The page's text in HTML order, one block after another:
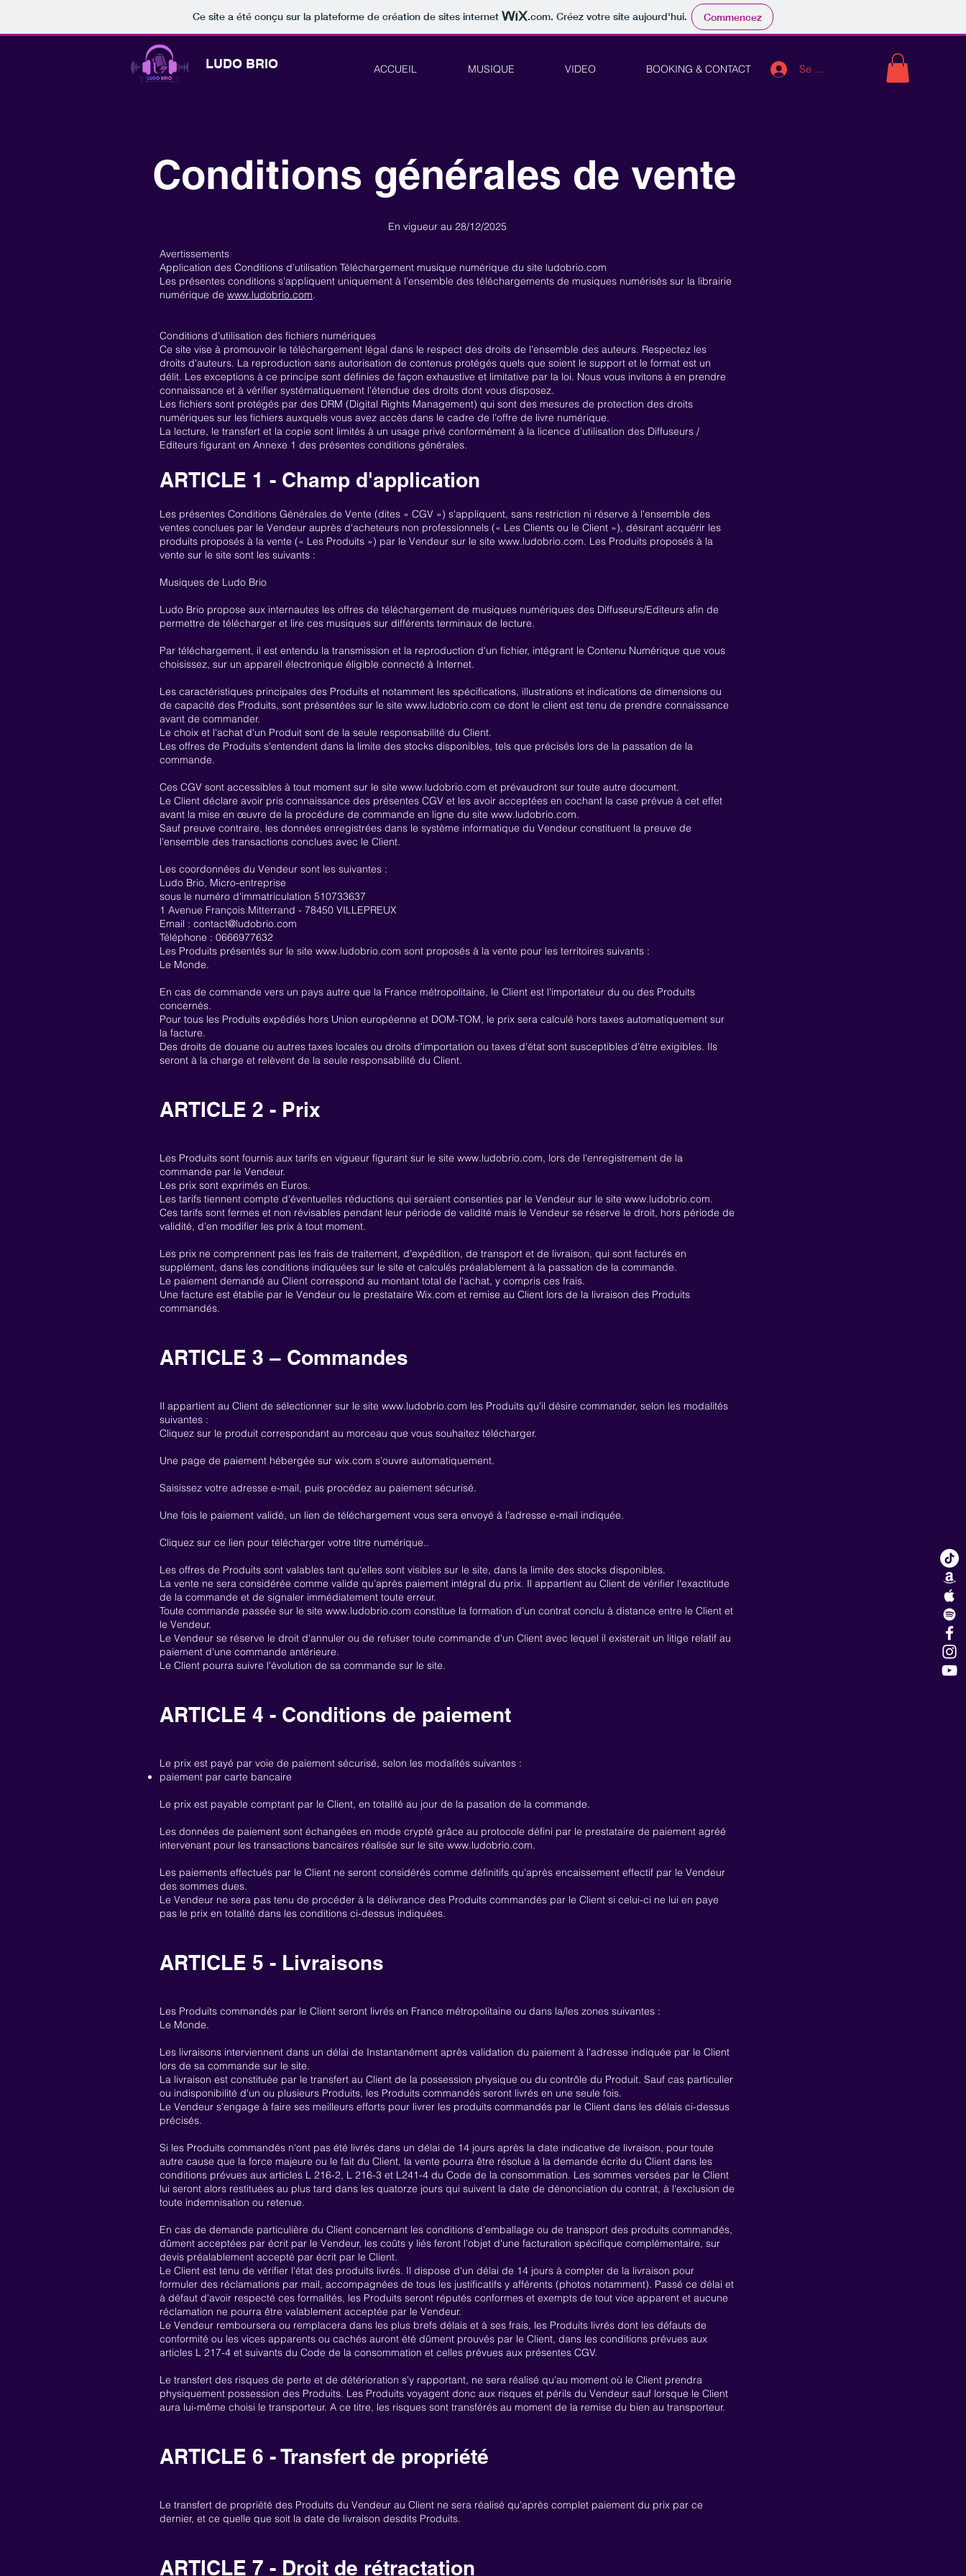
Ce site a été conçu sur la plateforme de création de sites internet .com. Créez votre site aujourd'hui. Commencez
LUDO BRIO ACCUEIL MUSIQUE VIDEO BOOKING & CONTACT Se connecter
Conditions générales de vente
En vigueur au 28/12/2025
Avertissements
Application des Conditions d’utilisation Téléchargement musique numérique du site ludobrio.com
Les présentes conditions s’appliquent uniquement à l’ensemble des téléchargements de musiques numérisés sur la librairie
numérique de www.ludobrio.com.
Conditions d'utilisation des fichiers numériques
Ce site vise à promouvoir le téléchargement légal dans le respect des droits de l’ensemble des auteurs. Respectez les
droits d'auteurs. La reproduction sans autorisation de contenus protégés quels que soient le support et le format est un
délit. Les exceptions à ce principe sont définies de façon exhaustive et limitative par la loi. Nous vous invitons à en prendre
connaissance et à vérifier systématiquement l’étendue des droits dont vous disposez.
Les fichiers sont protégés par des DRM (Digital Rights Management) qui sont des mesures de protection des droits
numériques sur les fichiers auxquels vous avez accès dans le cadre de l’offre de livre numérique.
La lecture, le transfert et la copie sont limités à un usage privé conformément à la licence d’utilisation des Diffuseurs /
Editeurs figurant en Annexe 1 des présentes conditions générales.
ARTICLE 1 - Champ d'application
Les présentes Conditions Générales de Vente (dites « CGV ») s'appliquent, sans restriction ni réserve à l'ensemble des
ventes conclues par le Vendeur auprès d'acheteurs non professionnels (« Les Clients ou le Client »), désirant acquérir les
produits proposés à la vente (« Les Produits ») par le Vendeur sur le site www.ludobrio.com. Les Produits proposés à la
vente sur le site sont les suivants :
Musiques de Ludo Brio
Ludo Brio propose aux internautes les offres de téléchargement de musiques numériques des Diffuseurs/Editeurs afin de
permettre de télécharger et lire ces musiques sur différents terminaux de lecture.
Par téléchargement, il est entendu la transmission et la reproduction d'un fichier, intégrant le Contenu Numérique que vous
choisissez, sur un appareil électronique éligible connecté à Internet.
Les caractéristiques principales des Produits et notamment les spécifications, illustrations et indications de dimensions ou
de capacité des Produits, sont présentées sur le site www.ludobrio.com ce dont le client est tenu de prendre connaissance
avant de commander.
Le choix et l'achat d'un Produit sont de la seule responsabilité du Client.
Les offres de Produits s'entendent dans la limite des stocks disponibles, tels que précisés lors de la passation de la
commande.
Ces CGV sont accessibles à tout moment sur le site www.ludobrio.com et prévaudront sur toute autre document.
Le Client déclare avoir pris connaissance des présentes CGV et les avoir acceptées en cochant la case prévue à cet effet
avant la mise en œuvre de la procédure de commande en ligne du site www.ludobrio.com.
Sauf preuve contraire, les données enregistrées dans le système informatique du Vendeur constituent la preuve de
l'ensemble des transactions conclues avec le Client.
Les coordonnées du Vendeur sont les suivantes :
Ludo Brio, Micro-entreprise
sous le numéro d'immatriculation 510733637
1 Avenue François Mitterrand - 78450 VILLEPREUX
Email : contact@ludobrio.com
Téléphone : 0666977632
Les Produits présentés sur le site www.ludobrio.com sont proposés à la vente pour les territoires suivants :
Le Monde .
En cas de commande vers un pays autre que la France métropolitaine, le Client est l'importateur du ou des Produits
concernés.
Pour tous les Produits expédiés hors Union européenne et DOM-TOM, le prix sera calculé hors taxes automatiquement sur
la facture.
Des droits de douane ou autres taxes locales ou droits d'importation ou taxes d'état sont susceptibles d'être exigibles. Ils
seront à la charge et relèvent de la seule responsabilité du Client.
ARTICLE 2 - Prix
Les Produits sont fournis aux tarifs en vigueur figurant sur le site www.ludobrio.com, lors de l'enregistrement de la
commande par le Vendeur.
Les prix sont exprimés en Euros.
Les tarifs tiennent compte d'éventuelles réductions qui seraient consenties par le Vendeur sur le site www.ludobrio.com.
Ces tarifs sont fermes et non révisables pendant leur période de validité mais le Vendeur se réserve le droit, hors période de
validité, d’en modifier les prix à tout moment.
Les prix ne comprennent pas les frais de traitement, d'expédition, de transport et de livraison, qui sont facturés en
supplément, dans les conditions indiquées sur le site et calculés préalablement à la passation de la commande.
Le paiement demandé au Client correspond au montant total de l'achat, y compris ces frais.
Une facture est établie par le Vendeur ou le prestataire Wix.com et remise au Client lors de la livraison des Produits
commandés.
ARTICLE 3 – Commandes
Il appartient au Client de sélectionner sur le site www.ludobrio.com les Produits qu'il désire commander, selon les modalités
suivantes :
Cliquez sur le produit correspondant au morceau que vous souhaitez télécharger.
Une page de paiement hébergée sur wix.com s’ouvre automatiquement.
Saisissez votre adresse e-mail, puis procédez au paiement sécurisé.
Une fois le paiement validé, un lien de téléchargement vous sera envoyé à l’adresse e-mail indiquée.
Cliquez sur ce lien pour télécharger votre titre numérique..
Les offres de Produits sont valables tant qu'elles sont visibles sur le site, dans la limite des stocks disponibles.
La vente ne sera considérée comme valide qu’après paiement intégral du prix. Il appartient au Client de vérifier l'exactitude
de la commande et de signaler immédiatement toute erreur.
Toute commande passée sur le site www.ludobrio.com constitue la formation d'un contrat conclu à distance entre le Client et
le Vendeur.
Le Vendeur se réserve le droit d'annuler ou de refuser toute commande d'un Client avec lequel il existerait un litige relatif au
paiement d'une commande antérieure.
Le Client pourra suivre l'évolution de sa commande sur le site.
ARTICLE 4 - Conditions de paiement
Le prix est payé par voie de paiement sécurisé, selon les modalités suivantes :
paiement par carte bancaire
Le prix est payable comptant par le Client, en totalité au jour de la pasation de la commande.
Les données de paiement sont échangées en mode crypté grâce au protocole défini par le prestataire de paiement agréé
intervenant pour les transactions bancaires réalisée sur le site www.ludobrio.com.
Les paiements effectués par le Client ne seront considérés comme définitifs qu'après encaissement effectif par le Vendeur
des sommes dues.
Le Vendeur ne sera pas tenu de procéder à la délivrance des Produits commandés par le Client si celui-ci ne lui en paye
pas le prix en totalité dans les conditions ci-dessus indiquées.
ARTICLE 5 - Livraisons
Les Produits commandés par le Client seront livrés en France métropolitaine ou dans la/les zones suivantes :
Le Monde.
Les livraisons interviennent dans un délai de Instantanément après validation du paiement à l'adresse indiquée par le Client
lors de sa commande sur le site.
La livraison est constituée par le transfert au Client de la possession physique ou du contrôle du Produit. Sauf cas particulier
ou indisponibilité d'un ou plusieurs Produits, les Produits commandés seront livrés en une seule fois.
Le Vendeur s'engage à faire ses meilleurs efforts pour livrer les produits commandés par le Client dans les délais ci-dessus
précisés.
Si les Produits commandés n'ont pas été livrés dans un délai de 14 jours après la date indicative de livraison, pour toute
autre cause que la force majeure ou le fait du Client, la vente pourra être résolue à la demande écrite du Client dans les
conditions prévues aux articles L 216-2, L 216-3 et L241-4 du Code de la consommation. Les sommes versées par le Client
lui seront alors restituées au plus tard dans les quatorze jours qui suivent la date de dénonciation du contrat, à l'exclusion de
toute indemnisation ou retenue.
En cas de demande particulière du Client concernant les conditions d'emballage ou de transport des produits commandés,
dûment acceptées par écrit par le Vendeur, les coûts y liés feront l'objet d'une facturation spécifique complémentaire, sur
devis préalablement accepté par écrit par le Client.
Le Client est tenu de vérifier l'état des produits livrés. Il dispose d'un délai de 14 jours à compter de la livraison pour
formuler des réclamations par mail, accompagnées de tous les justificatifs y afférents (photos notamment). Passé ce délai et
à défaut d'avoir respecté ces formalités, les Produits seront réputés conformes et exempts de tout vice apparent et aucune
réclamation ne pourra être valablement acceptée par le Vendeur.
Le Vendeur remboursera ou remplacera dans les plus brefs délais et à ses frais, les Produits livrés dont les défauts de
conformité ou les vices apparents ou cachés auront été dûment prouvés par le Client, dans les conditions prévues aux
articles L 217-4 et suivants du Code de la consommation et celles prévues aux présentes CGV.
Le transfert des risques de perte et de détérioration s'y rapportant, ne sera réalisé qu'au moment où le Client prendra
physiquement possession des Produits. Les Produits voyagent donc aux risques et périls du Vendeur sauf lorsque le Client
aura lui-même choisi le transporteur. A ce titre, les risques sont transférés au moment de la remise du bien au transporteur.
ARTICLE 6 - Transfert de propriété
Le transfert de propriété des Produits du Vendeur au Client ne sera réalisé qu'après complet paiement du prix par ce
dernier, et ce quelle que soit la date de livraison desdits Produits.
ARTICLE 7 - Droit de rétractation